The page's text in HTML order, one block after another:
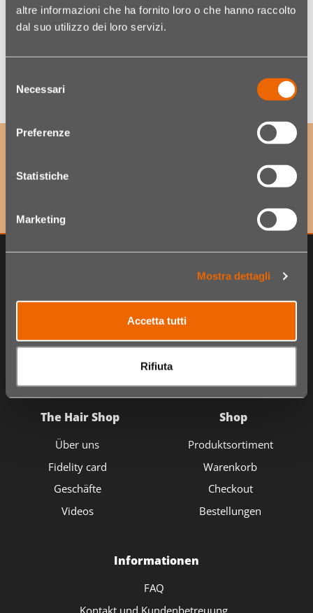
altre informazioni che ha fornito loro o che hanno raccolto
dal suo utilizzo dei loro servizi.
delNecessari
Preferenze
Statistiche
Marketing
Mostra dettagli
Accetta tutti
Rifiuta
ABONNIERE UNSEREN NEWSLETTER
um exklusive Angebote sowie Neuheiten als Erster zu
The Hair Shop
Über uns
Fidelity card
Geschäfte
Videos
Shop
Produktsortiment
Warenkorb
Checkout
Bestellungen
Informationen
FAQ
Kontakt und Kundenbetreuung